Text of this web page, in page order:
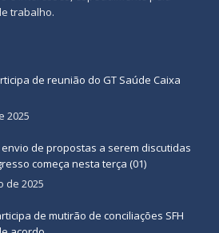
trabalho.
de reunião do GT Saúde Caixa
2025
de propostas a serem discutidas
começa nesta terça (01)
de 2025
de mutirão de conciliações SFH